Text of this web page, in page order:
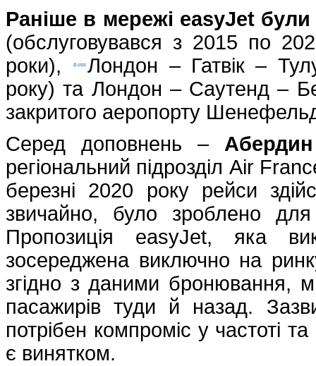
Раніше в мережі easyJet
(обслуговувався з 2015 по
роки),
Лондон – Гатвік –
року) та Лондон – Саутенд –
закритого аеропорту
Серед доповнень –
регіональний підрозділ Air
березні 2020 року рейси
звичайно, було зроблено
Пропозиція easyJet, яка
зосереджена виключно на
згідно з даними бронювання,
пасажирів туди й назад.
потрібен компроміс у частоті
є винятком.